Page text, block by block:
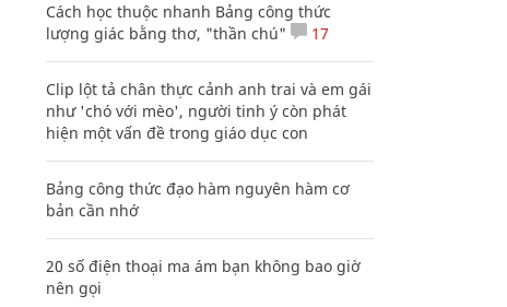
Cách học thuộc nhanh Bảng công thức
lượng giác bằng thơ, "thần chú"
17
Clip lột tả chân thực cảnh anh trai và em gái
như 'chó với mèo', người tinh ý còn phát
hiện một vấn đề trong giáo dục con
Bảng công thức đạo hàm nguyên hàm cơ
bản cần nhớ
20 số điện thoại ma ám bạn không bao giờ
nên gọi